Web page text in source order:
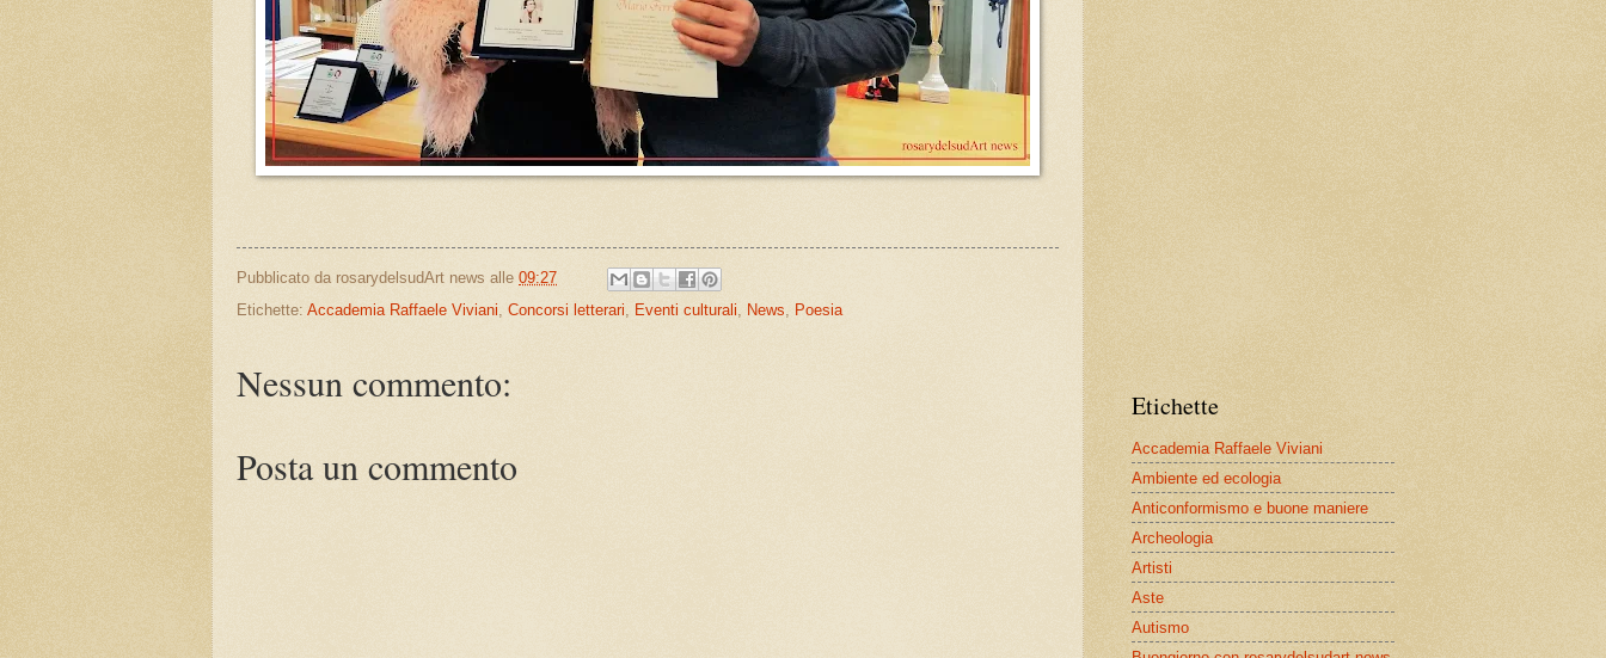
Pubblicato da rosarydelsudArt news alle 09:27
Etichette: Accademia Raffaele Viviani, Concorsi letterari, Eventi culturali, News, Poesia
Nessun commento:
Posta un commento
Etichette
Accademia Raffaele Viviani
Ambiente ed ecologia
Anticonformismo e buone maniere
Archeologia
Artisti
Aste
Autismo